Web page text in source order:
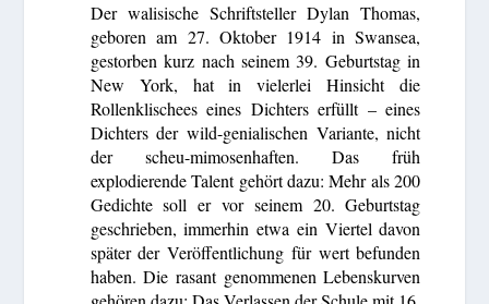
Der walisische Schriftsteller Dylan Thomas,
geboren am 27. Oktober 1914 in Swansea,
gestorben kurz nach seinem 39. Geburtstag in
New York, hat in vielerlei Hinsicht die
Rollenklischees eines Dichters erfüllt – eines
Dichters der wild-genialischen Variante, nicht
der scheu-mimosenhaften. Das früh
explodierende Talent gehört dazu: Mehr als 200
Gedichte soll er vor seinem 20. Geburtstag
geschrieben, immerhin etwa ein Viertel davon
später der Veröffentlichung für wert befunden
haben. Die rasant genommenen Lebenskurven